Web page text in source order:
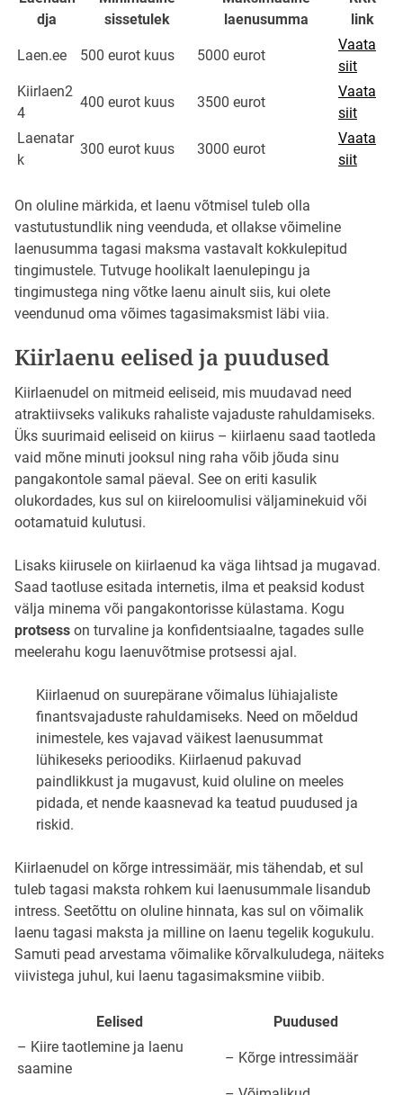
dja
sissetulek
laenusumma
link
Laen.ee 500 eurot kuus 5000 eurot
Vaata
siit
Kiirlaen2
4
400 eurot kuus 3500 eurot
Vaata
siit
Laenatar
k
300 eurot kuus 3000 eurot
Vaata
siit
On oluline märkida, et laenu võtmisel tuleb olla
vastutustundlik ning veenduda, et ollakse võimeline
laenusumma tagasi maksma vastavalt kokkulepitud
tingimustele. Tutvuge hoolikalt laenulepingu ja
tingimustega ning võtke laenu ainult siis, kui olete
veendunud oma võimes tagasimaksmist läbi viia.
Kiirlaenu eelised ja puudused
Kiirlaenudel on mitmeid eeliseid, mis muudavad need
atraktiivseks valikuks rahaliste vajaduste rahuldamiseks.
Üks suurimaid eeliseid on kiirus – kiirlaenu saad taotleda
vaid mõne minuti jooksul ning raha võib jõuda sinu
pangakontole samal päeval. See on eriti kasulik
olukordades, kus sul on kiireloomulisi väljaminekuid või
ootamatuid kulutusi.
Lisaks kiirusele on kiirlaenud ka väga lihtsad ja mugavad.
Saad taotluse esitada internetis, ilma et peaksid kodust
välja minema või pangakontorisse külastama. Kogu
protsess on turvaline ja konfidentsiaalne, tagades sulle
meelerahu kogu laenuvõtmise protsessi ajal.
Kiirlaenud on suurepärane võimalus lühiajaliste
finantsvajaduste rahuldamiseks. Need on mõeldud
inimestele, kes vajavad väikest laenusummat
lühikeseks perioodiks. Kiirlaenud pakuvad
paindlikkust ja mugavust, kuid oluline on meeles
pidada, et nende kaasnevad ka teatud puudused ja
riskid.
Kiirlaenudel on kõrge intressimäär, mis tähendab, et sul
tuleb tagasi maksta rohkem kui laenusummale lisandub
intress. Seetõttu on oluline hinnata, kas sul on võimalik
laenu tagasi maksta ja milline on laenu tegelik kogukulu.
Samuti pead arvestama võimalike kõrvalkuludega, näiteks
viivistega juhul, kui laenu tagasimaksmine viibib.
Eelised
Puudused
– Kiire taotlemine ja laenu
saamine
– Kõrge intressimäär